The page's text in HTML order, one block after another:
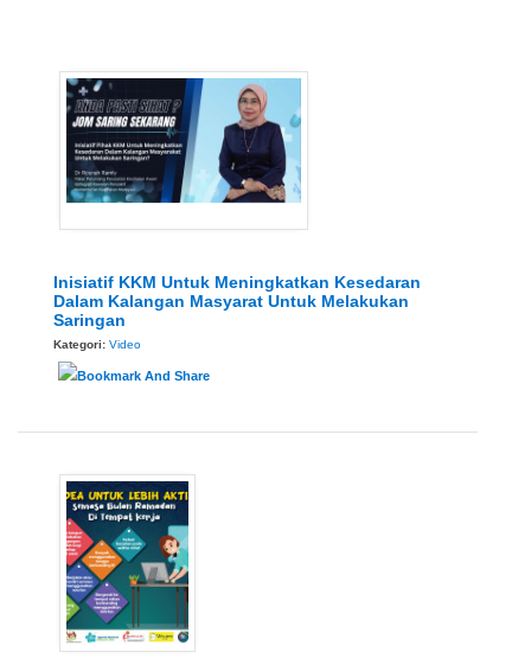
Inisiatif KKM Untuk Meningkatkan Kesedaran
Dalam Kalangan Masyarat Untuk Melakukan
Saringan
Kategori: Video